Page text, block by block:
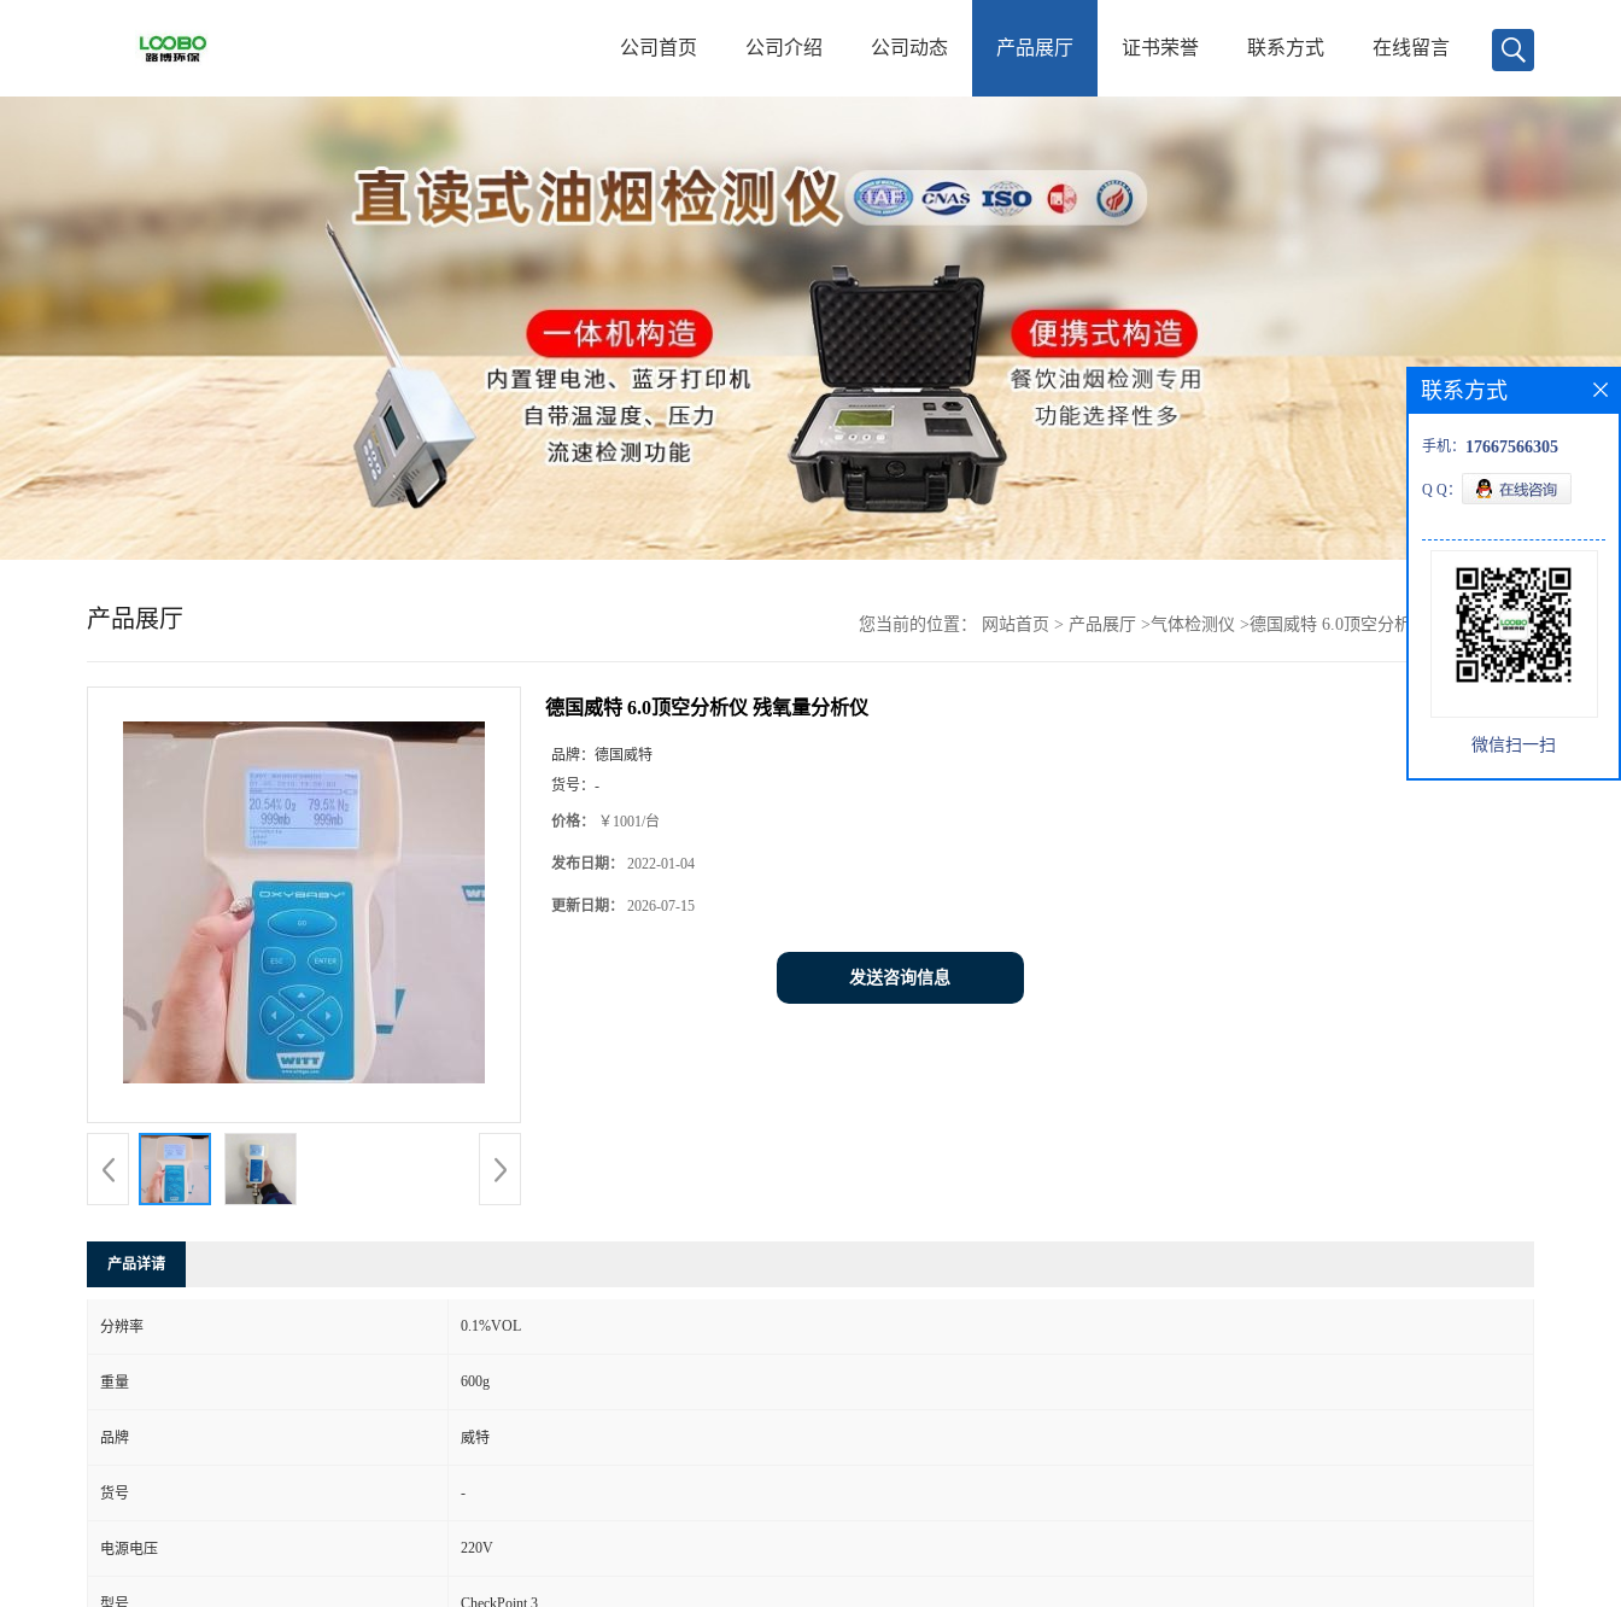
首
公司首页 公司介绍 公司动态 产品展厅 证书荣誉 联系方式 在线留言
产品展厅 您当前的位置： 网站首页 > 产品展厅 >气体检测仪 >德国威特 6.0顶空分析仪 残氧量分析仪
德国威特 6.0顶空分析仪 残氧量分析仪
品牌： 德国威特
货号： -
价格： ￥1001/台
发布日期： 2022-01-04
更新日期： 2026-07-15
发送咨询信息
产品详请
分辨率 0.1%VOL
重量 600g
品牌 威特
货号 -
电源电压 220V
CheckPoint 3
联系方式
手机： 17667566305
Q Q：
微信扫一扫